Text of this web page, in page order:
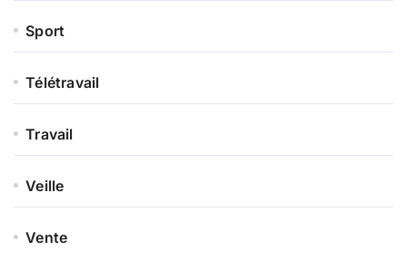
Sport
Télétravail
Travail
Veille
Vente